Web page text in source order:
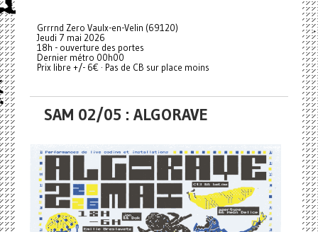
Grrrnd Zero Vaulx-en-Velin (69120)
Jeudi 7 mai 2026
18h - ouverture des portes
Dernier métro 00h00
Prix libre +/- 6€ · Pas de CB sur place moins
SAM 02/05 : ALGORAVE